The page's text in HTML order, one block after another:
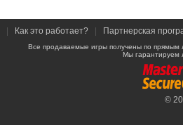
Как это работает? Партнерская
Все продаваемые игры получены по
Мы гарантируем
©